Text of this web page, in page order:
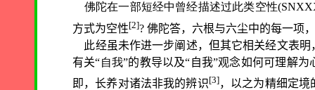
佛陀在一部短经中曾经描述过此类空性
方式为空性[2]? 佛陀答，六根与六尘中的每一项
此经虽未作进一步阐述，但其它相关经文表
有关“自我”的教导以及“自我”观念如何可理解
即，长养对诸法非我的辨识[3]，以之为精细定境